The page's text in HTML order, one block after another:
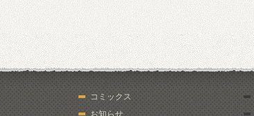
コミックス
お知らせ